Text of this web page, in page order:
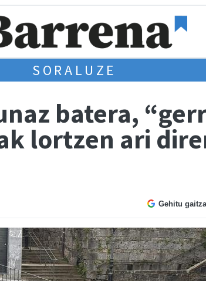
SORALUZE
batera,
lortzen ari
Gehitu